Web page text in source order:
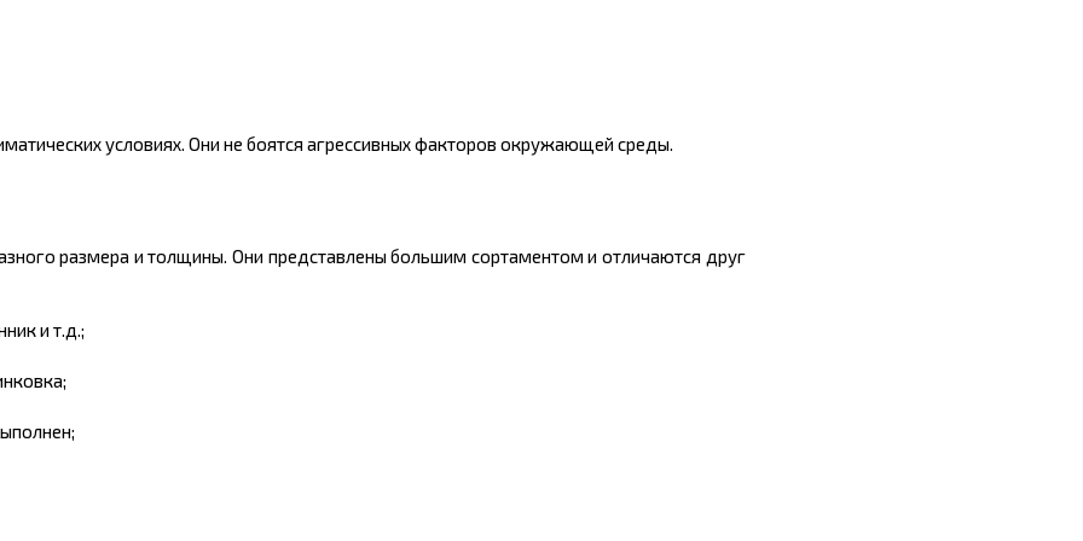
условиях. Они не боятся агрессивных факторов окружающей среды.
размера и толщины. Они представлены большим сортаментоми отличаются друг
и т.д.;